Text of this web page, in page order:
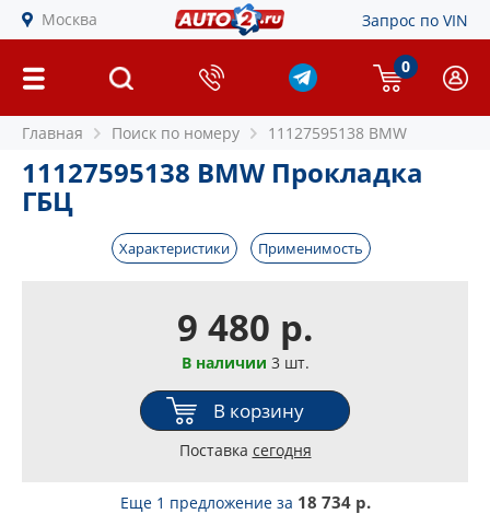
Москва Запрос по VIN
0
Главная Поиск по номеру 11127595138 BMW
11127595138 BMW Прокладка
ГБЦ
Характеристики Применимость
9 480 р.
В наличии 3 шт.
В корзину
Поставка сегодня
Еще 1 предложение за 18 734 р.